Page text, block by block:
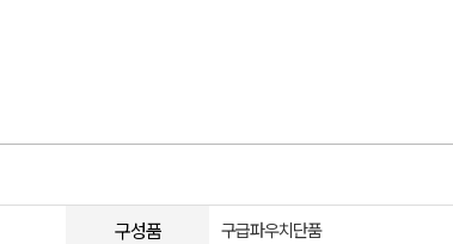
구성품 구급파우치단품